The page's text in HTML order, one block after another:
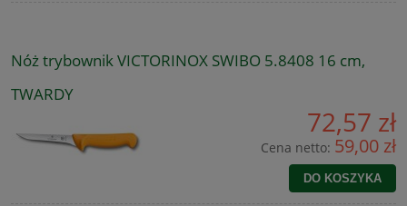
Nóż trybownik VICTORINOX SWIBO 5.8408 16 cm,
TWARDY
72,57 zł
Cena netto: 59,00 zł
DO KOSZYKA